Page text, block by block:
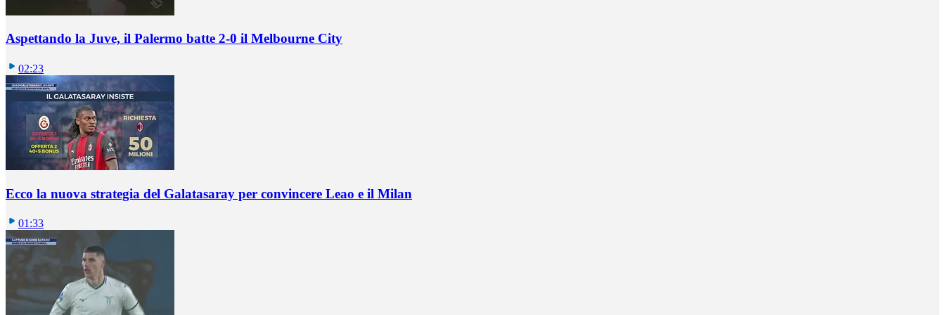
Aspettando la Juve, il Palermo batte 2-0 il Melbourne City
02:23
Ecco la nuova strategia del Galatasaray per convincere Leao e il Milan
01:33